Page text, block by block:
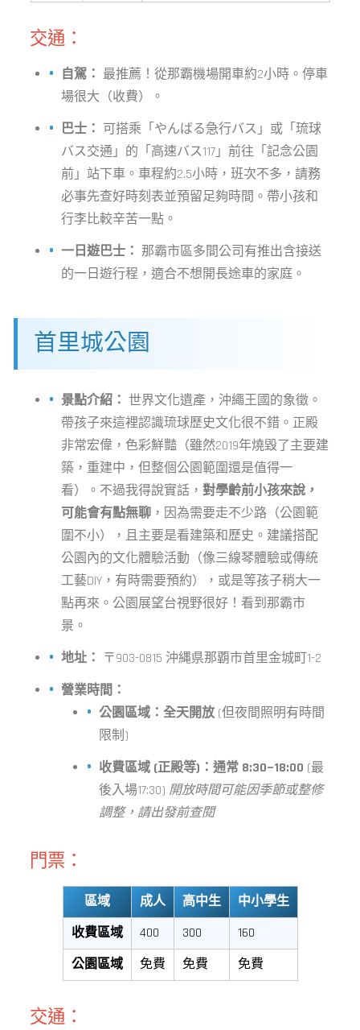
交通：
自駕： 最推薦！從那霸機場開車約2小時。停車
場很大（收費）。
巴士： 可搭乘「やんばる急行バス」或「琉球
バス交通」的「高速バス117」前往「記念公園
前」站下車。車程約2.5小時，班次不多，請務
必事先查好時刻表並預留足夠時間。帶小孩和
行李比較辛苦一點。
一日遊巴士： 那霸市區多間公司有推出含接送
的一日遊行程，適合不想開長途車的家庭。
首里城公園
景點介紹： 世界文化遺產，沖繩王國的象徵。
帶孩子來這裡認識琉球歷史文化很不錯。正殿
非常宏偉，色彩鮮豔（雖然2019年燒毀了主要建
築，重建中，但整個公園範圍還是值得一
看）。不過我得說實話，對學齡前小孩來說，
可能會有點無聊 ，因為需要走不少路（公園範
圍不小），且主要是看建築和歷史。建議搭配
公園內的文化體驗活動（像三線琴體驗或傳統
工藝DIY，有時需要預約），或是等孩子稍大一
點再來。公園展望台視野很好！看到那霸市
景。
地址： 〒903-0815 沖縄県那覇市首里金城町1-2
營業時間：
公園區域：全天開放 (但夜間照明有時間
限制)
收費區域 (正殿等)：通常 8:30~18:00 (最
後入場17:30) 開放時間可能因季節或整修
調整，請出發前查閱
門票：
區域 成人 高中生
中小學生
收費區域
400 300
160
公園區域
免費 免費 免費
交通：